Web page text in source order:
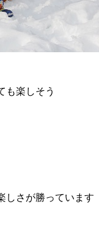
も楽しそう
しさが勝っています